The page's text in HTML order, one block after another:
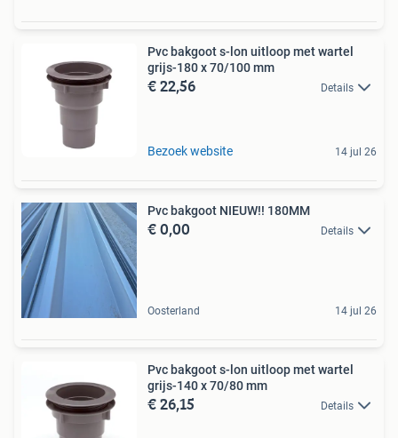
Pvc bakgoot s-lon uitloop met wartel
grijs-180 x 70/100 mm
€ 22,56 Details
Bezoek website 14 jul 26
Pvc bakgoot NIEUW!! 180MM
€ 0,00 Details
Oosterland 14 jul 26
Pvc bakgoot s-lon uitloop met wartel
grijs-140 x 70/80 mm
€ 26,15 Details